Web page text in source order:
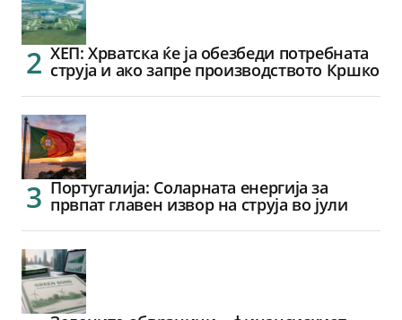
ХЕП: Хрватска ќе ја обезбеди потребната
струја и ако запре производството Кршко
Португалија: Соларната енергија за
првпат главен извор на струја во јули